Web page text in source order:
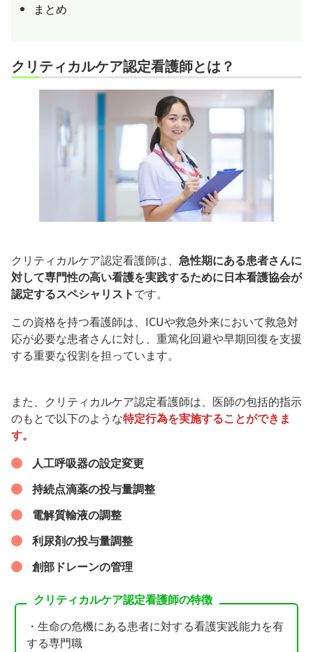
まとめ
クリティカルケア認定看護師とは？
クリティカルケア認定看護師は、 急性期にある患者さんに
対して専門性の高い看護を実践するために日本看護協会が
認定するスペシャリストです。
この資格を持つ看護師は、ICUや救急外来において救急対
応が必要な患者さんに対し、重篤化回避や早期回復を支援
する重要な役割を担っています。
また、クリティカルケア認定看護師は、医師の包括的指示
のもとで以下のような特定行為を実施することができま
す。
人工呼吸器の設定変更
持続点滴薬の投与量調整
電解質輸液の調整
利尿剤の投与量調整
創部ドレーンの管理
クリティカルケア認定看護師の特徴
・生命の危機にある患者に対する看護実践能力を有
する専門職